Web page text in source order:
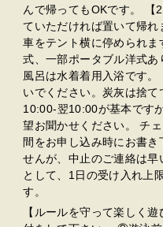
んで帰ってもOKです。 【
ていただければ置いて帰
車をテント横に停められ
式、一部ポータブル洋式
風呂は水着着用入浴です
いでください。炭灰は捨
10:00-翌10:00が基本です
望お聞かせください。 チ
間をお申し込み時にお書
せんが、中止のご連絡は
として、1日の受け入れ上
す。
【ルールを守って楽しく